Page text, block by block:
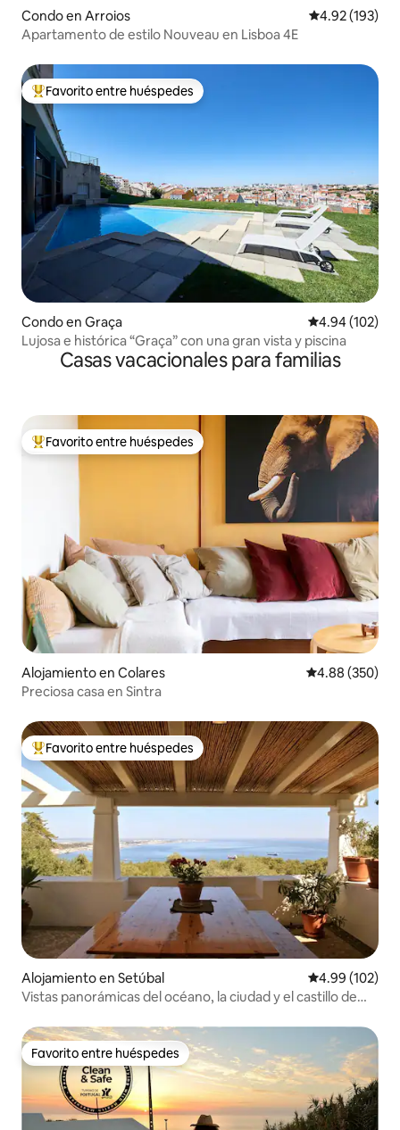
Condo en Arroios Calificación
4.92 (193)
Apartamento de estilo Nouveau en Lisboa 4E
Favorito entre huéspedes preferido
Favorito entre huéspedes
Condo en Graça Calificación
4.94 (102)
Lujosa e histórica “Graça” con una gran vista y piscina
Casas vacacionales para familias
Favorito entre huéspedes preferido
Favorito entre huéspedes
Alojamiento en Colares Calificación
4.88 (350)
Preciosa casa en Sintra
Favorito entre huéspedes preferido
Favorito entre huéspedes
Alojamiento en Setúbal Calificación
4.99 (102)
Vistas panorámicas del océano, la ciudad y el castillo de
Favorito entre huéspedes
Favorito entre huéspedes